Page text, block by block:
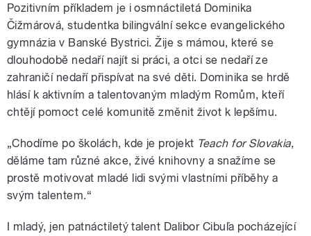
Pozitivním příkladem je i osmnáctiletá Dominika
Čižmárová, studentka bilingvální sekce evangelického
gymnázia v Banské Bystrici. Žije s mámou, které se
dlouhodobě nedaří najít si práci, a otci se nedaří ze
zahraničí nedaří přispívat na své děti. Dominika se hrdě
hlásí k aktivním a talentovaným mladým Romům, kteří
chtějí pomoct celé komunitě změnit život k lepšímu.
„Chodíme po školách, kde je projekt Teach for Slovakia,
děláme tam různé akce, živé knihovny a snažíme se
prostě motivovat mladé lidi svými vlastními příběhy a
svým talentem.“
I mladý, jen patnáctiletý talent Dalibor Cibuľa pocházející